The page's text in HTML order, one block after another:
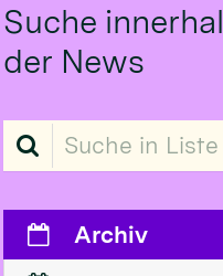
Suche
der News
Suche in Liste
Archiv